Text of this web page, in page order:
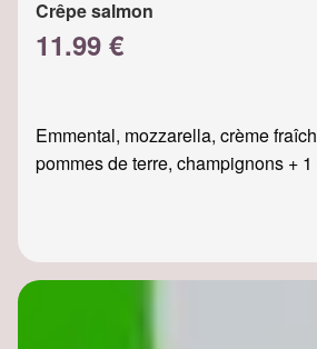
Crêpe salmon
11.99 €
Emmental, mozzarella, crème
pommes de terre, champignons +